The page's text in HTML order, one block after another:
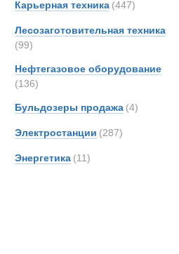
Карьерная техника (447)
Лесозаготовительная техника
(99)
Нефтегазовое оборудование
(136)
Бульдозеры продажа (4)
Электростанции (287)
Энергетика (11)